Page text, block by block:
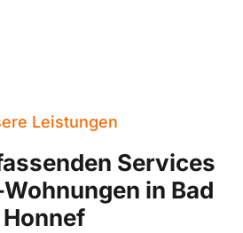
Leistungen
Services
in Bad
Honnef